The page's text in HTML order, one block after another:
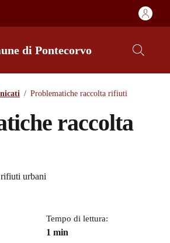
di Pontecorvo
/ Problematiche raccolta rifiuti
raccolta
notizia
urbani
Tempo di lettura:
1 min